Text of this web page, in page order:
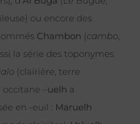
ou encore des
Chambon (cambo,
la série des toponymes
(clairière, terre
– uelh a
en -euil : Maruelh